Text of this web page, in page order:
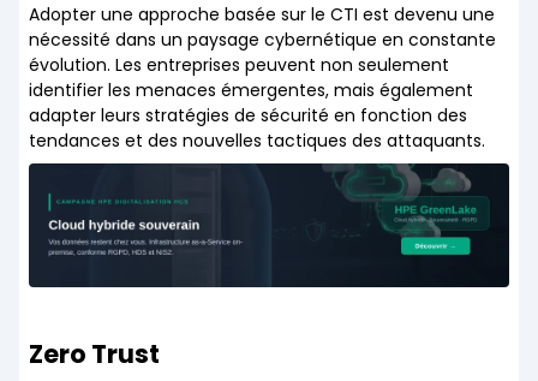
Adopter une approche basée sur le CTI est devenu une
nécessité dans un paysage cybernétique en constante
évolution. Les entreprises peuvent non seulement
identifier les menaces émergentes, mais également
adapter leurs stratégies de sécurité en fonction des
tendances et des nouvelles tactiques des attaquants.
Zero Trust